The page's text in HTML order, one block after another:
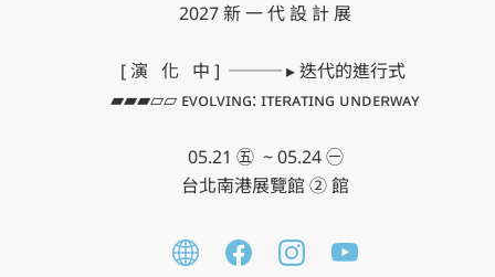
2027 新 一 代 設 計 展
[ 演 ​ ​ 化 ​ ​ 中 ] ​ ─── ▸ 迭代的進行式
▰▰▰▱▱ ᴇᴠᴏʟᴠɪɴɢ: ɪᴛᴇʀᴀᴛɪɴɢ ᴜɴᴅᴇʀᴡᴀʏ
05.21 ㊄ ​ ~ 05.24 ㊀
台北南港展覽館 ② 館